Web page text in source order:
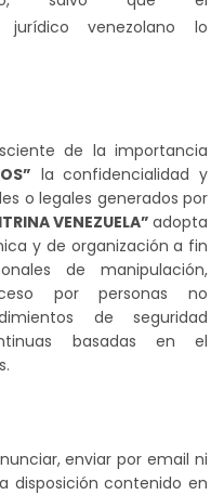
jurídico venezolano lo
de la importancia
la confidencialidad y
o legales generados por
VENEZUELA”adopta
y de organización a fin
de manipulación,
por personas no
de seguridad
basadas en el
enviar por email ni
disposición contenido en